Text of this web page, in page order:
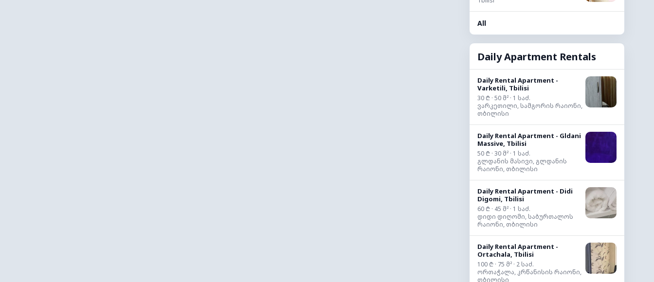
All
Daily Apartment Rentals
Daily Rental Apartment -
Varketili, Tbilisi
30 ₾ · 50 მ² · 1 საძ.
ვარკეთილი, სამგორის რაიონი,
თბილისი
Daily Rental Apartment - Gldani
Massive, Tbilisi
50 ₾ · 30 მ² · 1 საძ.
გლდანის მასივი, გლდანის
რაიონი, თბილისი
Daily Rental Apartment - Didi
Digomi, Tbilisi
60 ₾ · 45 მ² · 1 საძ.
დიდი დიღომი, საბურთალოს
რაიონი, თბილისი
Daily Rental Apartment -
Ortachala, Tbilisi
100 ₾ · 75 მ² · 2 საძ.
ორთაჭალა, კრწანისის რაიონი,
თბილისი